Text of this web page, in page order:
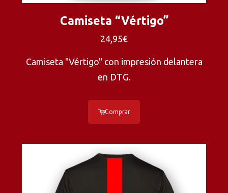
Camiseta “Vértigo”
24,95€
Camiseta "Vértigo" con impresión delantera
en DTG.
Comprar